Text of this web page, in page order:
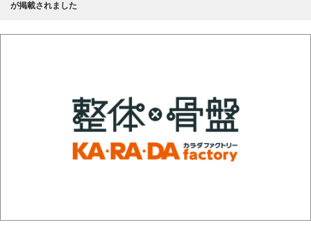
が掲載されました